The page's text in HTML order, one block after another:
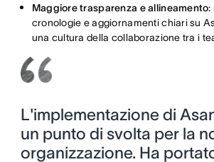
Maggiore trasparenza e allineamento:
cronologie e aggiornamenti chiari su
una cultura della collaborazione tra i
L'implementazione di
un punto di svolta per la
organizzazione. Ha